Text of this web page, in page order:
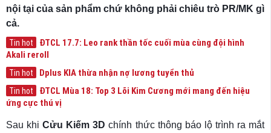
nội tại của sản phẩm chứ không phải chiêu trò PR/MK gì
cả.
Tin hot
ĐTCL 17.7: Leo rank thần tốc cuối mùa cùng đội hình
Akali reroll
Tin hot Dplus KIA thừa nhận nợ lương tuyển thủ
Tin hot
ĐTCL Mùa 18: Top 3 Lõi Kim Cương mới mang đến hiệu
ứng cực thú vị
Sau khiCửu Kiếm 3D chính thức thông báo lộ trình ra mắt